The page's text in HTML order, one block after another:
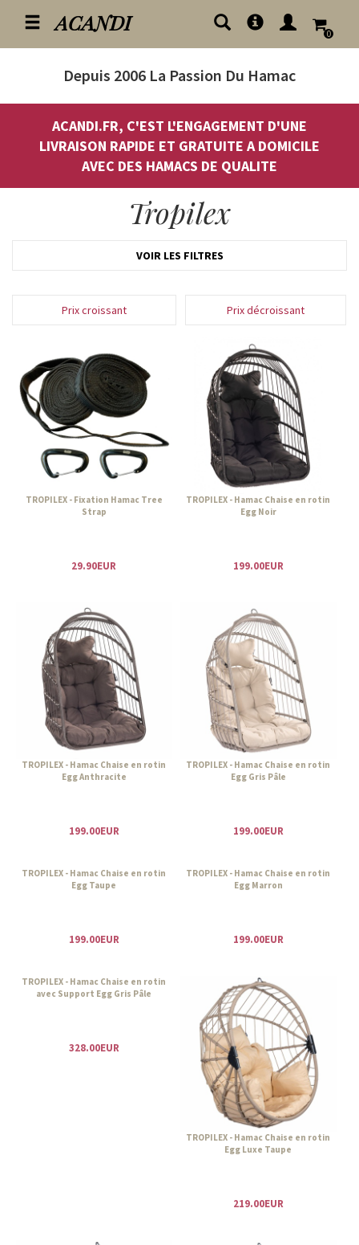
ACANDI 0
Depuis 2006 La Passion Du Hamac
ACANDI.FR, C'EST L'ENGAGEMENT D'UNE
LIVRAISON RAPIDE ET GRATUITE A DOMICILE
AVEC DES HAMACS DE QUALITE
Tropilex
VOIR LES FILTRES
Prix croissant Prix décroissant
TROPILEX - Fixation Hamac Tree
Strap
29.90EUR
TROPILEX - Hamac Chaise en rotin
Egg Noir
199.00EUR
TROPILEX - Hamac Chaise en rotin
Egg Anthracite
199.00EUR
TROPILEX - Hamac Chaise en rotin
Egg Gris Pâle
199.00EUR
TROPILEX - Hamac Chaise en rotin
Egg Taupe
199.00EUR
TROPILEX - Hamac Chaise en rotin
Egg Marron
199.00EUR
TROPILEX - Hamac Chaise en rotin
avec Support Egg Gris Pâle
328.00EUR
TROPILEX - Hamac Chaise en rotin
Egg Luxe Taupe
219.00EUR